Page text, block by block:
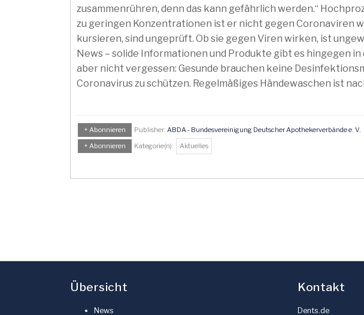
zusammenrühren, denn das kann gefährlich werden.“
zu geringen Konzentrationen ist er nicht gegen Coronaviren
kursieren, sind ungeprüft. Ob sie gegen Viren wirken, ist
News – solide Informationen und Produkte gibt es hingegen
aber nicht vergessen: Gesunde brauchen keine
Coronavirus zu schützen. Regelmäßiges Händewaschen ist
+ Abonnieren Publisher: ABDA - Bundesvereinigung Deutscher Apothekerverbände e. V.
+ Abonnieren
Kategorie(n): Aktuelles
Übersicht
News
Kontakt
Dents.de